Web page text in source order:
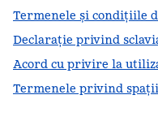
Termenele și condițiile
Declarație privind
Acord cu privire la
Termenele privind